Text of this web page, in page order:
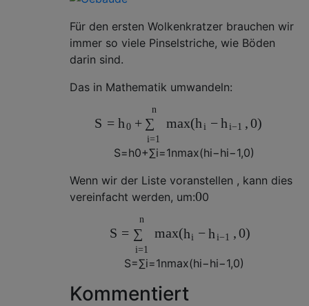
Für den ersten Wolkenkratzer brauchen wir
immer so viele Pinselstriche, wie Böden
darin sind.
Das in Mathematik umwandeln:
S = h 0 + ∑
i=1
n
max(h i − h i−1 , 0)
S=h0+∑i=1nmax(hi−hi−1,0)
Wenn wir der Liste voranstellen , kann dies
vereinfacht werden, um:00
S = ∑
i=1
n
max(h i − h i−1 ,0)
S=∑i=1nmax(hi−hi−1,0)
Kommentiert